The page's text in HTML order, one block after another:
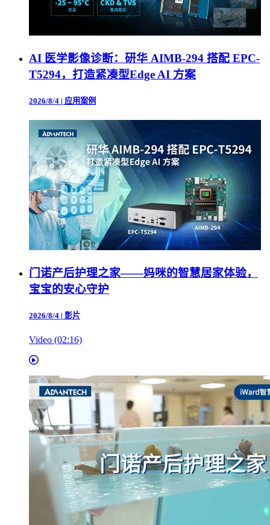
AI 医学影像诊断：研华 AIMB-294 搭配 EPC-
T5294，打造紧凑型Edge AI 方案
2026/8/4 | 应用案例
门诺产后护理之家——妈咪的智慧居家体验，
宝宝的安心守护
2026/8/4 | 影片
Video (02:16)